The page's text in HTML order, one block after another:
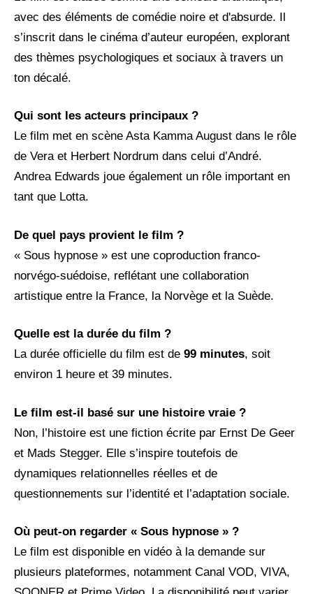
avec des éléments de comédie noire et d'absurde. Il
s’inscrit dans le cinéma d’auteur européen, explorant
des thèmes psychologiques et sociaux à travers un
ton décalé.
Qui sont les acteurs principaux ?
Le film met en scène Asta Kamma August dans le rôle
de Vera et Herbert Nordrum dans celui d’André.
Andrea Edwards joue également un rôle important en
tant que Lotta.
De quel pays provient le film ?
« Sous hypnose » est une coproduction franco-
norvégo-suédoise, reflétant une collaboration
artistique entre la France, la Norvège et la Suède.
Quelle est la durée du film ?
La durée officielle du film est de 99 minutes, soit
environ 1 heure et 39 minutes.
Le film est-il basé sur une histoire vraie ?
Non, l’histoire est une fiction écrite par Ernst De Geer
et Mads Stegger. Elle s’inspire toutefois de
dynamiques relationnelles réelles et de
questionnements sur l’identité et l’adaptation sociale.
Où peut-on regarder « Sous hypnose » ?
Le film est disponible en vidéo à la demande sur
plusieurs plateformes, notamment Canal VOD, VIVA,